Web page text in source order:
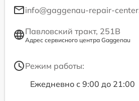
info@gaggenau-repair-
Павловский тракт, 251В
Адрес сервисного центра Gaggenau
Режим работы:
Ежедневно с 9:00 до 21:00